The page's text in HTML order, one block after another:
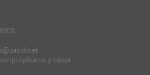
суб'єктів у сфері